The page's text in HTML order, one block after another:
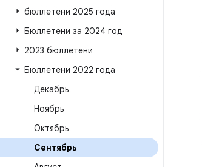
бюллетени 2025 года
Бюллетени за 2024 год
2023 бюллетени
Бюллетени 2022 года
Декабрь
Ноябрь
Октябрь
Сентябрь